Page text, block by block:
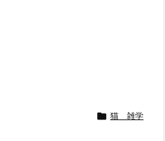
 猫 雑学